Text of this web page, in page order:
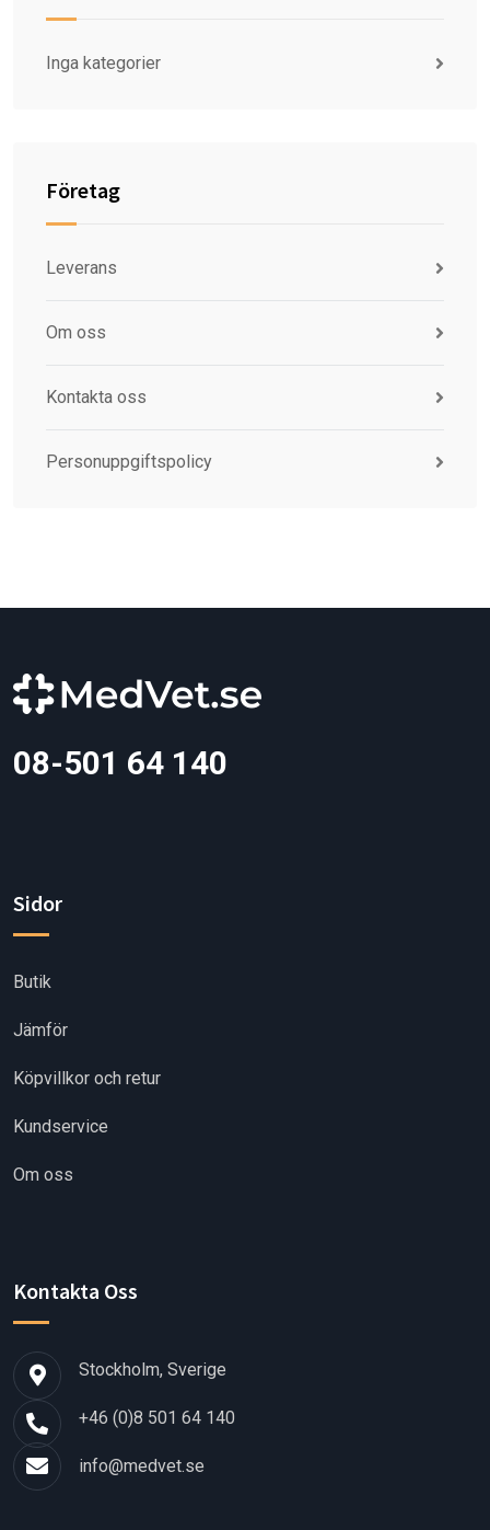
Inga kategorier
Företag
Leverans
Om oss
Kontakta oss
Personuppgiftspolicy
08-501 64 140
Sidor
Butik
Jämför
Köpvillkor och retur
Kundservice
Om oss
Kontakta Oss
Stockholm, Sverige
+46 (0)8 501 64 140
info@medvet.se